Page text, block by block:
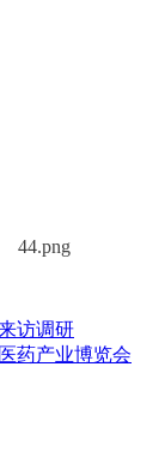
访调研
药产业博览会